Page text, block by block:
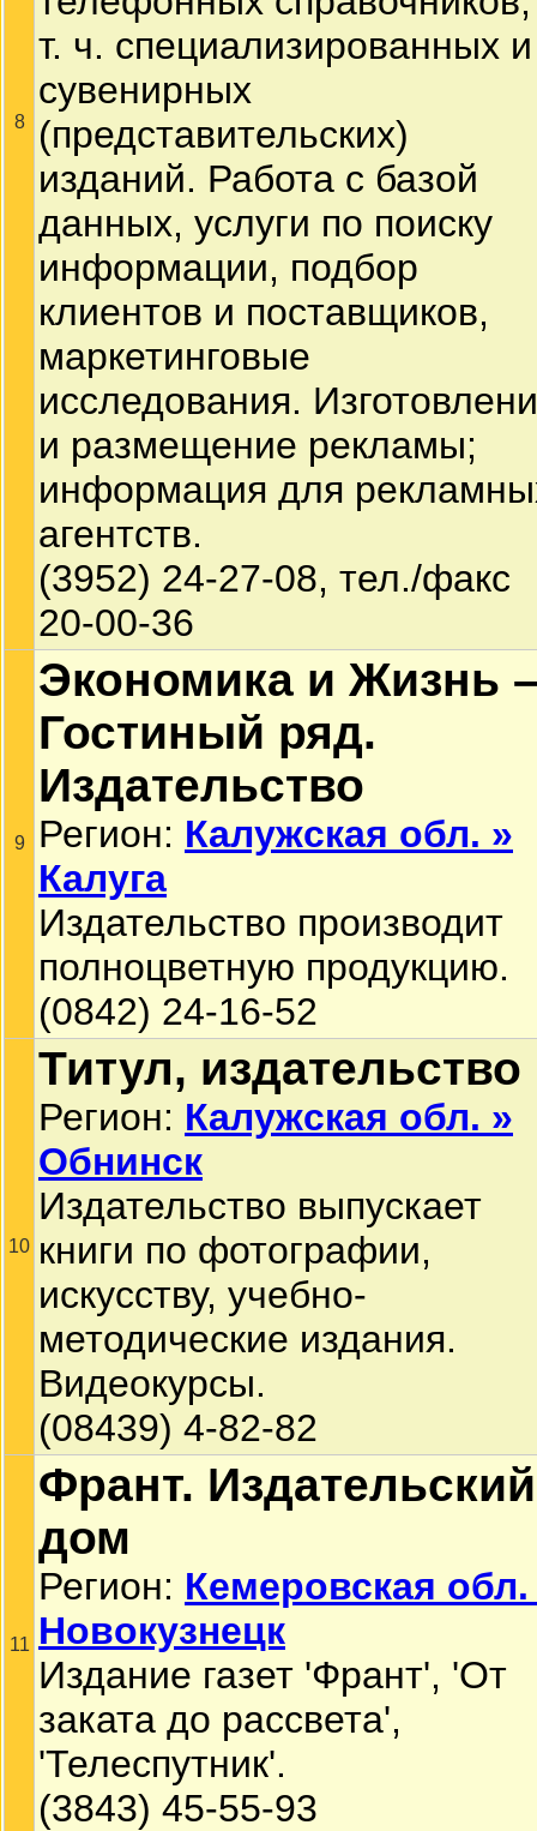
8
т. ч. специализированных и
сувенирных
(представительских)
изданий. Работа с базой
данных, услуги по поиску
информации, подбор
клиентов и поставщиков,
маркетинговые
исследования.
и размещение рекламы;
информация для
агентств.
(3952) 24-27-08, тел./факс
20-00-36
9
Экономика и Жизнь
Гостиный ряд.
Издательство
Регион: Калужская обл. »
Калуга
Издательство производит
полноцветную продукцию.
(0842) 24-16-52
10
Титул, издательство
Регион: Калужская обл. »
Обнинск
Издательство выпускает
книги по фотографии,
искусству, учебно-
методические издания.
Видеокурсы.
(08439) 4-82-82
11
Франт. Издательский
дом
Регион: Кемеровская обл.
Новокузнецк
Издание газет 'Франт', 'От
заката до рассвета',
'Телеспутник'.
(3843) 45-55-93